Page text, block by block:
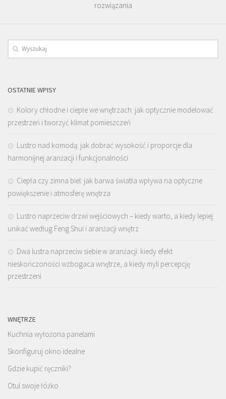
rozwiązania
OSTATNIE WPISY
Kolory chłodne i ciepłe we wnętrzach: jak optycznie modelować
przestrzeń i tworzyć klimat pomieszczeń
Lustro nad komodą: jak dobrać wysokość i proporcje dla
harmonijnej aranżacji i funkcjonalności
Ciepła czy zimna biel: jak barwa światła wpływa na optyczne
powiększenie i atmosferę wnętrza
Lustro naprzeciw drzwi wejściowych – kiedy warto, a kiedy lepiej
unikać według Feng Shui i aranżacji wnętrz
Dwa lustra naprzeciw siebie w aranżacji: kiedy efekt
nieskończoności wzbogaca wnętrze, a kiedy myli percepcję
przestrzeni
WNĘTRZE
Kuchnia wyłożona panelami
Skonfiguruj okno idealne
Gdzie kupić ręczniki?
Otul swoje łóżko